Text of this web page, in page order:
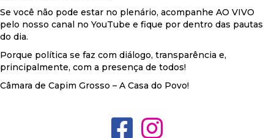
Se você não pode estar no plenário, acompanhe AO VIVO
pelo nosso canal no YouTube e fique por dentro das pautas
do dia.
Porque política se faz com diálogo, transparência e,
principalmente, com a presença de todos!
Câmara de Capim Grosso – A Casa do Povo!